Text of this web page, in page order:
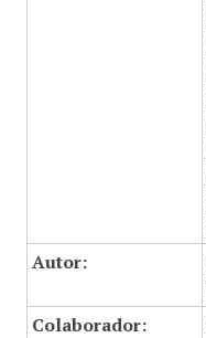
Autor:
Colaborador: